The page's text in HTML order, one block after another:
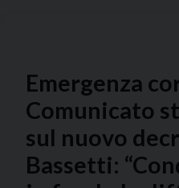
Emergenza
Comunicato
sul nuovo
Bassetti: